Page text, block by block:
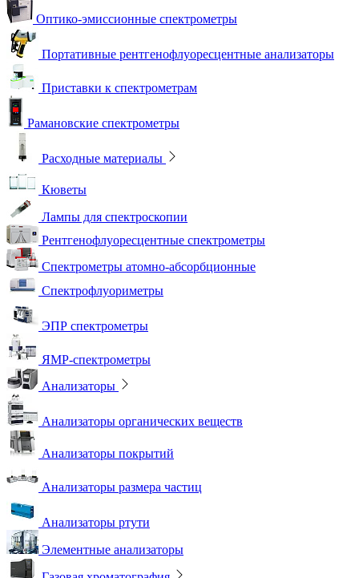
Оптико-эмиссионные спектрометры
Портативные рентгенофлуоресцентные анализаторы
Приставки к спектрометрам
Рамановские спектрометры
Расходные материалы
Кюветы
Лампы для спектроскопии
Рентгенофлуоресцентные спектрометры
Спектрометры атомно-абсорбционные
Спектрофлуориметры
ЭПР спектрометры
ЯМР-спектрометры
Анализаторы
Анализаторы органических веществ
Анализаторы покрытий
Анализаторы размера частиц
Анализаторы ртути
Элементные анализаторы